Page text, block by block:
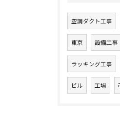
空調ダクト工事
東京 設備工事
ラッキング工事
ビル 工場